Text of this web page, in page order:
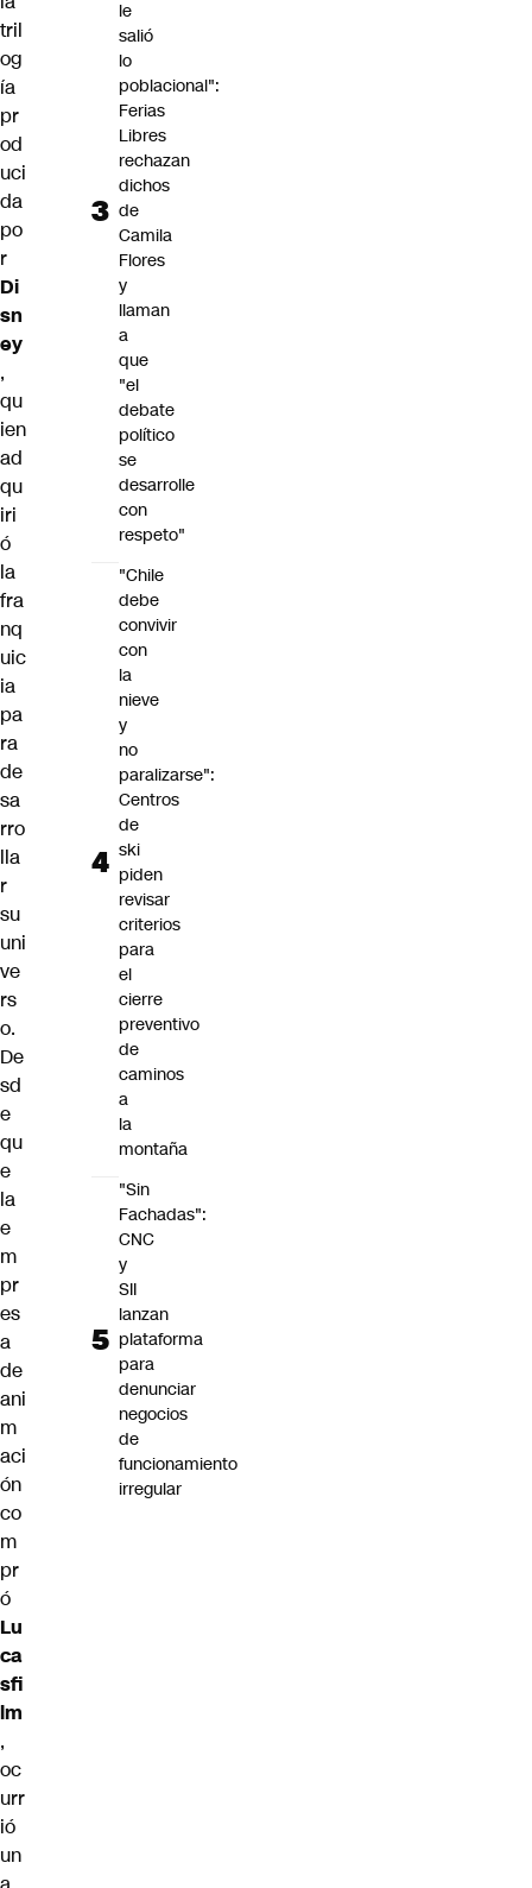
tril
og
ía
pr
od
uci
da
po
r
Di
sn
ey
,
qu
ien
ad
qu
iri
ó
la
fra
nq
uic
ia
pa
ra
de
sa
rro
lla
r
su
uni
ve
rs
o.
De
sd
e
qu
e
la
e
m
pr
es
a
de
ani
m
aci
ón
co
m
pr
ó
Lu
ca
sfi
lm
,
oc
urr
ió
un
le
salió
lo
poblacional":
Ferias
Libres
rechazan
dichos
de
Camila
Flores
y
llaman
a
que
"el
debate
político
se
desarrolle
con
respeto"
"Chile
debe
convivir
con
la
nieve
y
no
paralizarse":
Centros
de
ski
piden
revisar
criterios
para
el
cierre
preventivo
de
caminos
a
la
montaña
"Sin
Fachadas":
CNC
y
SII
lanzan
plataforma
para
denunciar
negocios
de
funcionamiento
irregular